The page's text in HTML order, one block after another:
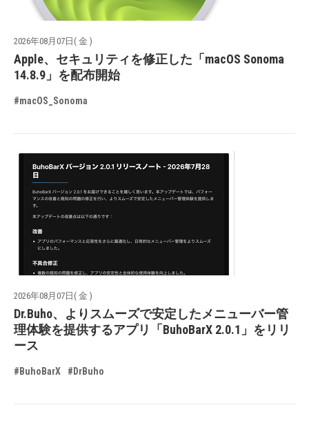
2026年08月07日( 金 )
Apple、セキュリティを修正した「macOS Sonoma
14.8.9」を配布開始
#macOS_Sonoma
2026年08月07日( 金 )
Dr.Buho、よりスムーズで安定したメニューバー管
理体験を提供するアプリ「BuhoBarX 2.0.1」をリリ
ース
#BuhoBarX #DrBuho